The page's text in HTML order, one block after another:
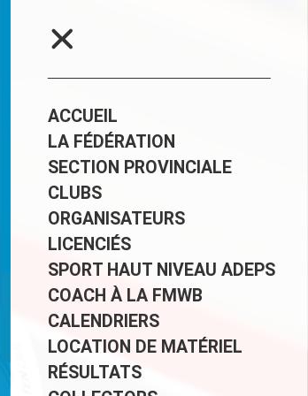
ACCUEIL
LA FÉDÉRATION
SECTION PROVINCIALE
CLUBS
ORGANISATEURS
LICENCIÉS
SPORT HAUT NIVEAU ADEPS
COACH À LA FMWB
CALENDRIERS
LOCATION DE MATÉRIEL
RÉSULTATS